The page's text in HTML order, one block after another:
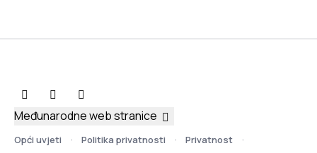
Opći uvjeti Politika privatnosti Privatnost
Međunarodne web stranice